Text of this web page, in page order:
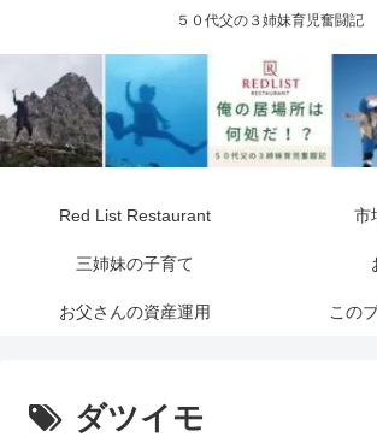
５０代父の３姉妹育児奮闘記
Red List Restaurant 市
三姉妹の子育て
お父さんの資産運用 この
ダツイモ